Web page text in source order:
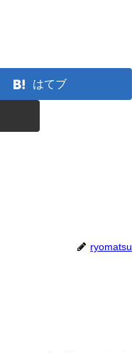
はてブ
ryomatsu